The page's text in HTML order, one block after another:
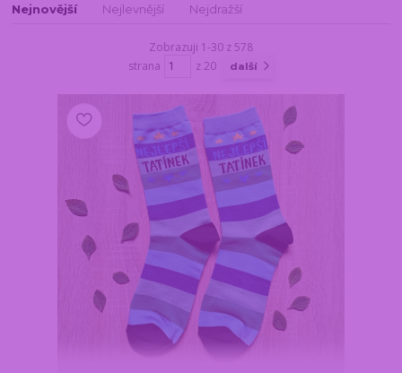
Nejnovější Nejlevnější Nejdražší
Zobrazuji 1-30 z 578
strana
z 20 další